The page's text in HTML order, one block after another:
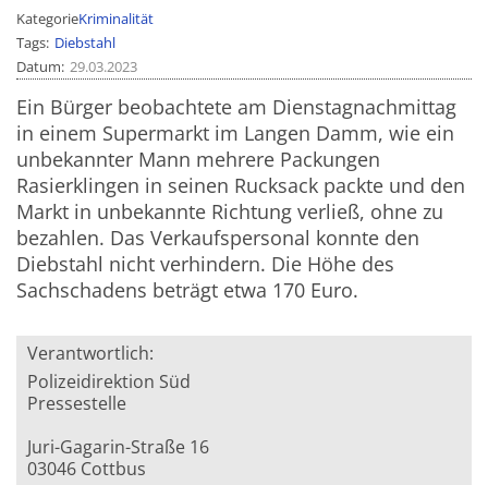
KategorieKriminalität
Tags Diebstahl
Datum 29.03.2023
Ein Bürger beobachtete am Dienstagnachmittag
in einem Supermarkt im Langen Damm, wie ein
unbekannter Mann mehrere Packungen
Rasierklingen in seinen Rucksack packte und den
Markt in unbekannte Richtung verließ, ohne zu
bezahlen. Das Verkaufspersonal konnte den
Diebstahl nicht verhindern. Die Höhe des
Sachschadens beträgt etwa 170 Euro.
Verantwortlich:
Polizeidirektion Süd
Pressestelle
Juri-Gagarin-Straße 16
03046 Cottbus